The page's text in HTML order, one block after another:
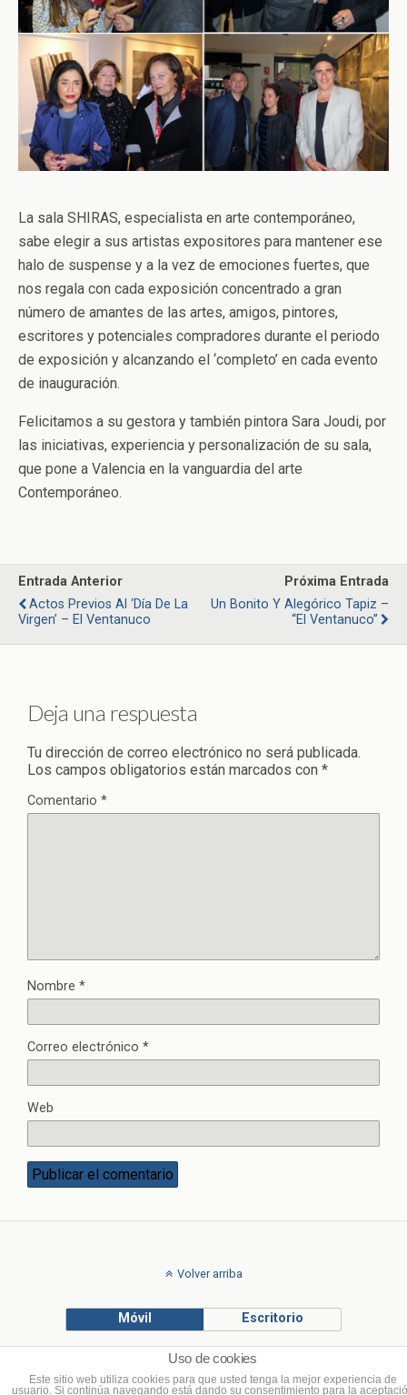
La sala SHIRAS, especialista en arte contemporáneo,
sabe elegir a sus artistas expositores para mantener ese
halo de suspense y a la vez de emociones fuertes, que
nos regala con cada exposición concentrado a gran
número de amantes de las artes, amigos, pintores,
escritores y potenciales compradores durante el periodo
de exposición y alcanzando el ‘completo’ en cada evento
de inauguración.
Felicitamos a su gestora y también pintora Sara Joudi, por
las iniciativas, experiencia y personalización de su sala,
que pone a Valencia en la vanguardia del arte
Contemporáneo.
Entrada Anterior
Actos Previos Al ‘Día De La
Virgen’ – El Ventanuco
Próxima Entrada
Un Bonito Y Alegórico Tapiz –
“El Ventanuco”
Deja una respuesta
Tu dirección de correo electrónico no será publicada.
Los campos obligatorios están marcados con *
Comentario *
Nombre *
Correo electrónico *
Web
Volver arriba
Móvil Escritorio
© Francisco Ponce Carrasco
Uso de cookies
Este sitio web utiliza cookies para que usted tenga la mejor experiencia de
usuario. Si continúa navegando está dando su consentimiento para la